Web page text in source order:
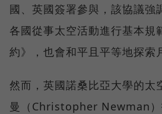
國、英國簽署參與，該協議強
各國從事太空活動進行基本規
約》，也會和平且平等地探索
然而，英國諾桑比亞大學的太
曼（Christopher Newman）